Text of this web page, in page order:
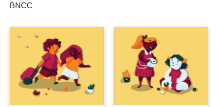
BNCC